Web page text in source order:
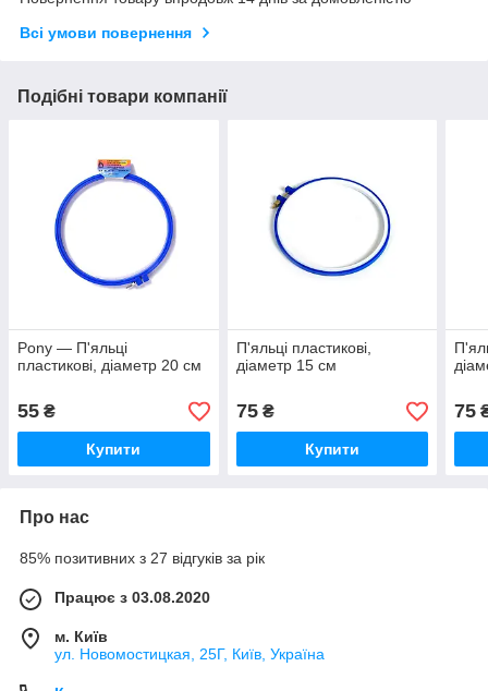
Всі умови повернення
Подібні товари компанії
Pony — П'яльці
пластикові, діаметр 20 см
55 ₴
Купити
П'яльці пластикові,
діаметр 15 см
75₴
Купити
75
Про нас
85% позитивних з 27 відгуків за рік
Працює з 03.08.2020
м. Київ
ул. Новомостицкая, 25Г, Київ, Україна